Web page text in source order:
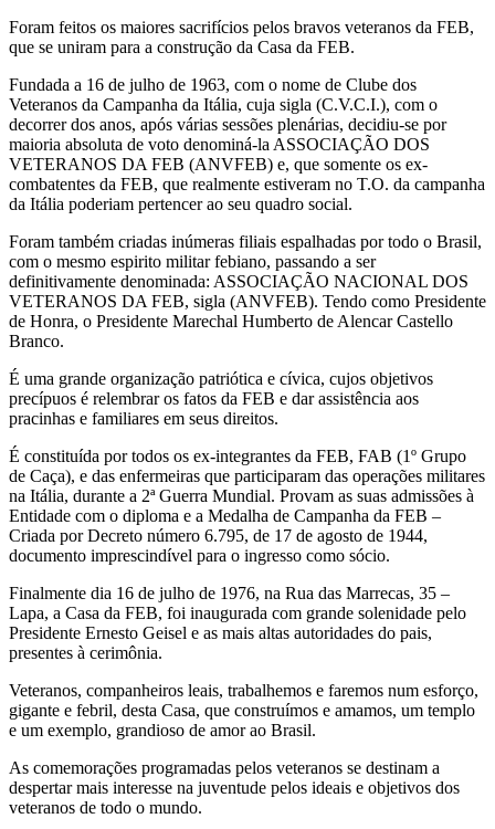
Foram feitos os maiores sacrifícios pelos bravos veteranos da FEB,
que se uniram para a construção da Casa da FEB.
Fundada a 16 de julho de 1963, com o nome de Clube dos
Veteranos da Campanha da Itália, cuja sigla (C.V.C.I.), com o
decorrer dos anos, após várias sessões plenárias, decidiu-se por
maioria absoluta de voto denominá-la ASSOCIAÇÃO DOS
VETERANOS DA FEB (ANVFEB) e, que somente os ex-
combatentes da FEB, que realmente estiveram no T.O. da campanha
da Itália poderiam pertencer ao seu quadro social.
Foram também criadas inúmeras filiais espalhadas por todo o Brasil,
com o mesmo espirito militar febiano, passando a ser
definitivamente denominada: ASSOCIAÇÃO NACIONAL DOS
VETERANOS DA FEB, sigla (ANVFEB). Tendo como Presidente
de Honra, o Presidente Marechal Humberto de Alencar Castello
Branco.
É uma grande organização patriótica e cívica, cujos objetivos
precípuos é relembrar os fatos da FEB e dar assistência aos
pracinhas e familiares em seus direitos.
É constituída por todos os ex-integrantes da FEB, FAB (1º Grupo
de Caça), e das enfermeiras que participaram das operações militares
na Itália, durante a 2ª Guerra Mundial. Provam as suas admissões à
Entidade com o diploma e a Medalha de Campanha da FEB –
Criada por Decreto número 6.795, de 17 de agosto de 1944,
documento imprescindível para o ingresso como sócio.
Finalmente dia 16 de julho de 1976, na Rua das Marrecas, 35 –
Lapa, a Casa da FEB, foi inaugurada com grande solenidade pelo
Presidente Ernesto Geisel e as mais altas autoridades do pais,
presentes à cerimônia.
Veteranos, companheiros leais, trabalhemos e faremos num esforço,
gigante e febril, desta Casa, que construímos e amamos, um templo
e um exemplo, grandioso de amor ao Brasil.
As comemorações programadas pelos veteranos se destinam a
despertar mais interesse na juventude pelos ideais e objetivos dos
veteranos de todo o mundo.